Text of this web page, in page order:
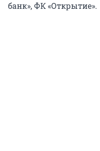
банк», ФК «Открытие».